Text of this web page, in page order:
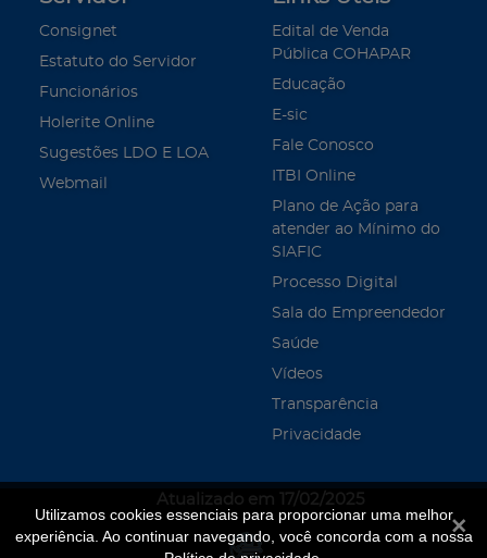
Utilizamos cookies essenciais para proporcionar uma melhor
experiência. Ao continuar navegando, você concorda com a nossa
Consignet
Estatuto do Servidor
Funcionários
Holerite Online
Sugestões LDO E LOA
Webmail
Edital de Venda
Pública COHAPAR
Educação
E-sic
Fale Conosco
ITBI Online
Plano de Ação para
atender ao Mínimo do
SIAFIC
Processo Digital
Sala do Empreendedor
Saúde
Vídeos
Transparência
Privacidade
Atualizado em 17/02/2025